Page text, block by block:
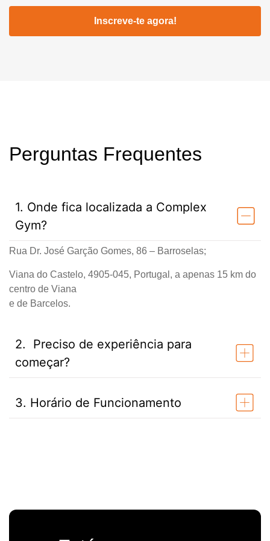
Inscreve-te agora!
Perguntas Frequentes
1. Onde fica localizada a Complex
Gym?
Rua Dr. José Garção Gomes, 86 – Barroselas;
Viana do Castelo, 4905-045, Portugal, a apenas 15 km do
centro de Viana
e de Barcelos.
2. Preciso de experiência para
começar?
3. Horário de Funcionamento